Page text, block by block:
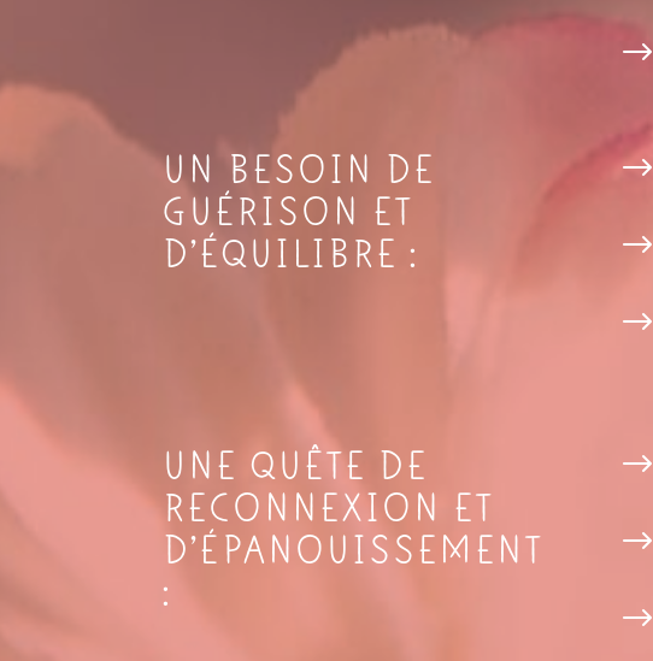
$
UN BESOIN DE
GUÉRISON ET
D’ÉQUILIBRE :
$
$
$
UNE QUÊTE DE
RECONNEXION ET
D’ÉPANOUISSEMENT
:
$
$
$